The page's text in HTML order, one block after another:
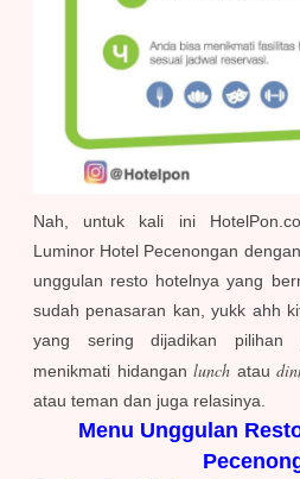
Nah, untuk kali ini
Luminor Hotel Pecenongan
unggulan resto hotelnya yang
sudah penasaran kan, yukk ahh
yang sering dijadikan pilihan
menikmati hidanganlunch atau
atau teman dan juga relasinya.
Menu Unggulan